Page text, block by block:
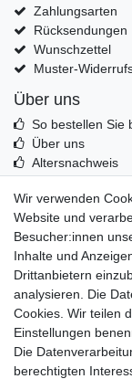
Zahlungsarten
Rücksendungen
Wunschzettel
Muster-
Über uns
So bestellen Sie
Über uns
Altersnachweis
Echtheit von
Messer Info
Messer schärfen
Messerhersteller
Stahltabelle
Stahlarten
Rockwell Härte
Messerarten
Klingenformen
Wir verwenden
Website und
Besucher:innen
Inhalte und
Drittanbietern
analysieren. Die
Cookies. Wir teilen
Einstellungen
Die
berechtigten